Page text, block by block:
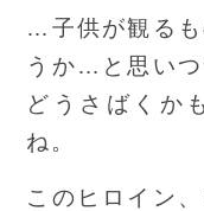
…子供が観るも
うか…と思いつ
どうさばくか
ね。
このヒロイン